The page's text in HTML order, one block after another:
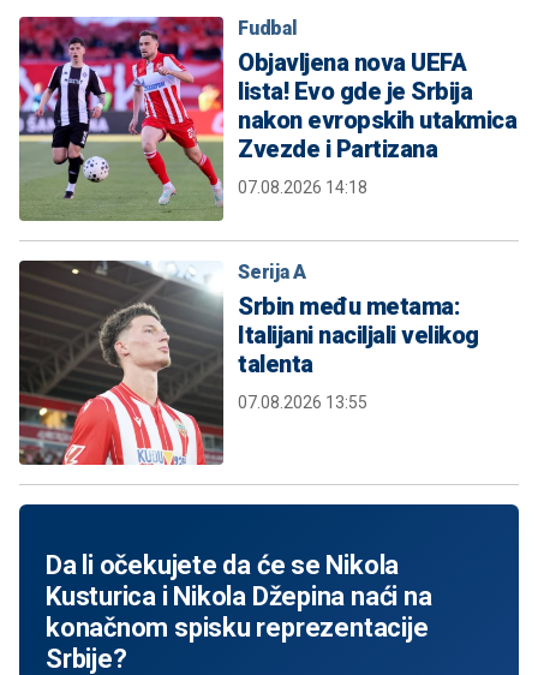
Fudbal
Objavljena nova UEFA
lista! Evo gde je Srbija
nakon evropskih utakmica
Zvezde i Partizana
07.08.2026 14:18
Serija A
Srbin među metama:
Italijani naciljali velikog
talenta
07.08.2026 13:55
Da li očekujete da će se Nikola
Kusturica i Nikola Džepina naći na
konačnom spisku reprezentacije
Srbije?